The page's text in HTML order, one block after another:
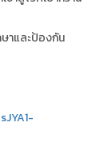
าและป้องกัน